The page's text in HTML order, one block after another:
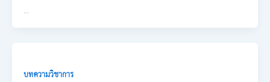
บทความวิชาการ